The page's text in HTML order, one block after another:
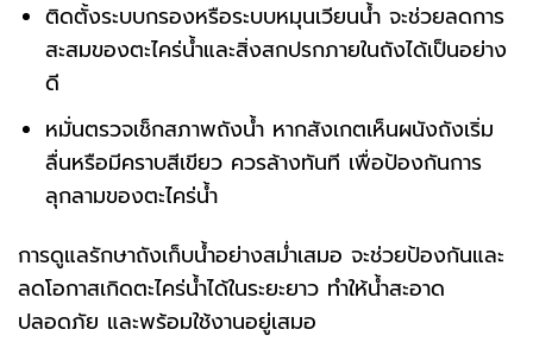
ติดตั้งระบบกรองหรือระบบหมุนเวียนน้ำ จะช่วยลดการ
สะสมของตะไคร่น้ำและสิ่งสกปรกภายในถังได้เป็นอย่าง
ดี
หมั่นตรวจเช็กสภาพถังน้ำ หากสังเกตเห็นผนังถังเริ่ม
ลื่นหรือมีคราบสีเขียว ควรล้างทันที เพื่อป้องกันการ
ลุกลามของตะไคร่น้ำ
การดูแลรักษาถังเก็บน้ำอย่างสม่ำเสมอ จะช่วยป้องกันและ
ลดโอกาสเกิดตะไคร่น้ำได้ในระยะยาว ทำให้น้ำสะอาด
ปลอดภัย และพร้อมใช้งานอยู่เสมอ